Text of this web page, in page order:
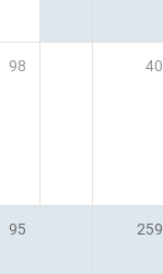
40
98
259
95